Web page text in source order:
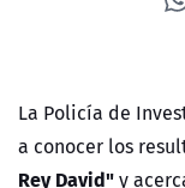
La Policía de
a conocer los
Rey David"y